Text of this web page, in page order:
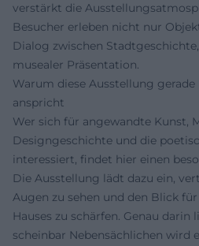
verstärkt die
Besucher erleben nicht nur
Dialog zwischen
musealer Präsentation.
Warum diese Ausstellung
anspricht
Wer sich für angewandte Kunst,
Designgeschichte und die
interessiert, findet hier einen
Die Ausstellung lädt dazu ein,
Augen zu sehen und den Blick
Hauses zu schärfen. Genau darin
scheinbar Nebensächlichen wird